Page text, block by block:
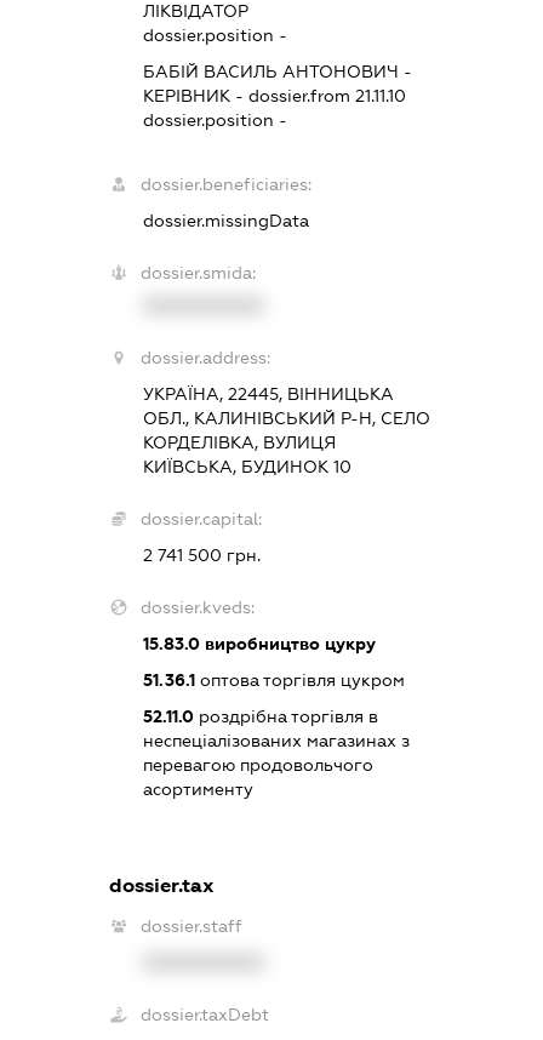
ЛІКВІДАТОР
dossier.position -
БАБІЙ ВАСИЛЬ АНТОНОВИЧ -
КЕРІВНИК - dossier.from 21.11.10
dossier.position -
dossier.beneficiaries:
dossier.missingData
dossier.smida:
dossier.address:
УКРАЇНА, 22445, ВІННИЦЬКА
ОБЛ., КАЛИНІВСЬКИЙ Р-Н, СЕЛО
КОРДЕЛІВКА, ВУЛИЦЯ
КИЇВСЬКА, БУДИНОК 10
dossier.capital:
2 741 500 грн.
dossier.kveds:
15.83.0 виробництво цукру
51.36.1 оптова торгівля цукром
52.11.0 роздрібна торгівля в
неспеціалізованих магазинах з
перевагою продовольчого
асортименту
dossier.tax
dossier.staff
dossier.taxDebt